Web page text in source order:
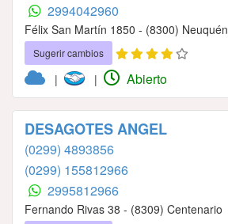
2994042960
Félix San Martín 1850 - (8300) Neuquén
Sugerir cambios
| | Abierto
DESAGOTES ANGEL
(0299) 4893856
(0299) 155812966
2995812966
Fernando Rivas 38 - (8309) Centenario